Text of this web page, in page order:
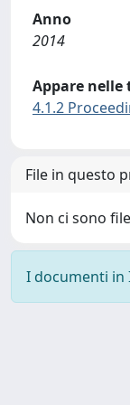
Anno
2014
Appare nelle
4.1.2
File in questo
Non ci sono
I documenti in